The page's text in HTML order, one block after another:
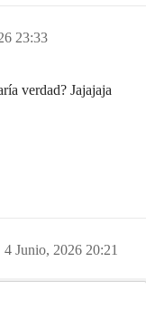
23:33
verdad? Jajajaja
4 Junio, 2026 20:21